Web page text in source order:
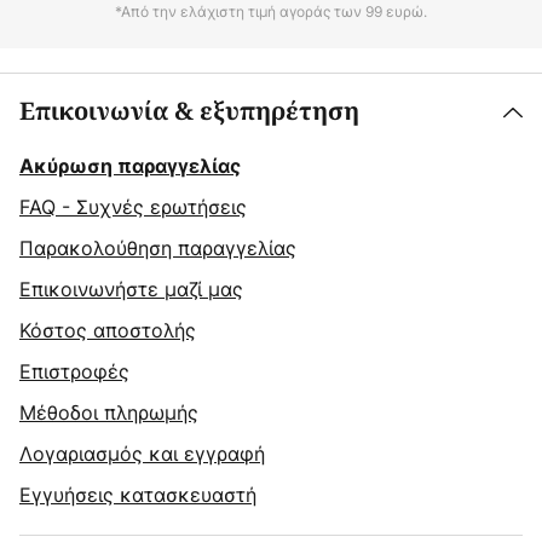
*Από την ελάχιστη τιμή αγοράς των 99 ευρώ.
Επικοινωνία & εξυπηρέτηση
Ακύρωση παραγγελίας
FAQ - Συχνές ερωτήσεις
Παρακολούθηση παραγγελίας
Επικοινωνήστε μαζί μας
Κόστος αποστολής
Επιστροφές
Μέθοδοι πληρωμής
Λογαριασμός και εγγραφή
Εγγυήσεις κατασκευαστή